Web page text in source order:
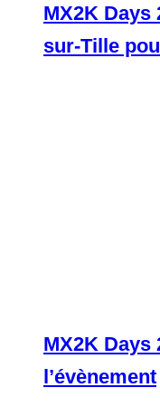
MX2K Days
sur-Tille
MX2K Days
l’évènement